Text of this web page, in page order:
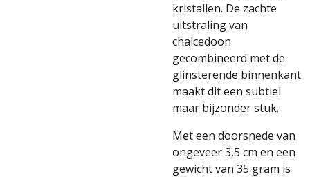
kristallen. De zachte
uitstraling van
chalcedoon
gecombineerd met de
glinsterende binnenkant
maakt dit een subtiel
maar bijzonder stuk.
Met een doorsnede van
ongeveer 3,5 cm en een
gewicht van 35 gram is